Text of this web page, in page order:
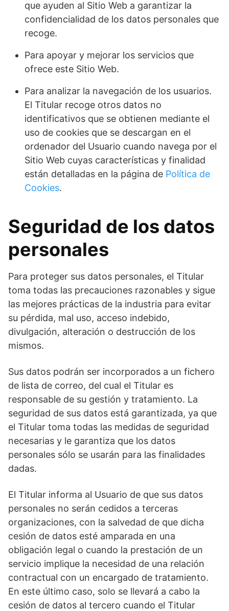
que ayuden al Sitio Web a garantizar la
confidencialidad de los datos personales que
recoge.
Para apoyar y mejorar los servicios que
ofrece este Sitio Web.
Para analizar la navegación de los usuarios.
El Titular recoge otros datos no
identificativos que se obtienen mediante el
uso de cookies que se descargan en el
ordenador del Usuario cuando navega por el
Sitio Web cuyas características y finalidad
están detalladas en la página de Política de
Cookies.
Seguridad de los datos
personales
Para proteger sus datos personales, el Titular
toma todas las precauciones razonables y sigue
las mejores prácticas de la industria para evitar
su pérdida, mal uso, acceso indebido,
divulgación, alteración o destrucción de los
mismos.
Sus datos podrán ser incorporados a un fichero
de lista de correo, del cual el Titular es
responsable de su gestión y tratamiento. La
seguridad de sus datos está garantizada, ya que
el Titular toma todas las medidas de seguridad
necesarias y le garantiza que los datos
personales sólo se usarán para las finalidades
dadas.
El Titular informa al Usuario de que sus datos
personales no serán cedidos a terceras
organizaciones, con la salvedad de que dicha
cesión de datos esté amparada en una
obligación legal o cuando la prestación de un
servicio implique la necesidad de una relación
contractual con un encargado de tratamiento.
En este último caso, solo se llevará a cabo la
cesión de datos al tercero cuando el Titular